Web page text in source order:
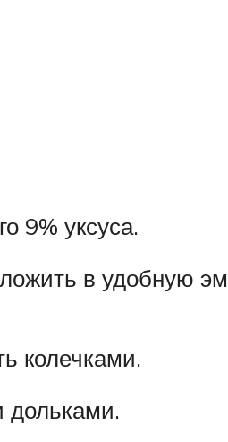
9% уксуса.
в удобную
колечками.
дольками.